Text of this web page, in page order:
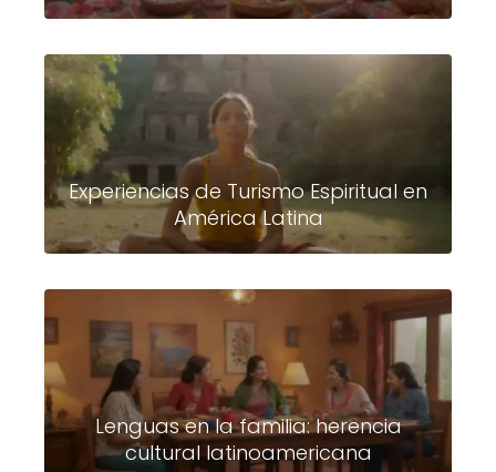
Experiencias de Turismo Espiritual en
América Latina
Lenguas en la familia: herencia
cultural latinoamericana